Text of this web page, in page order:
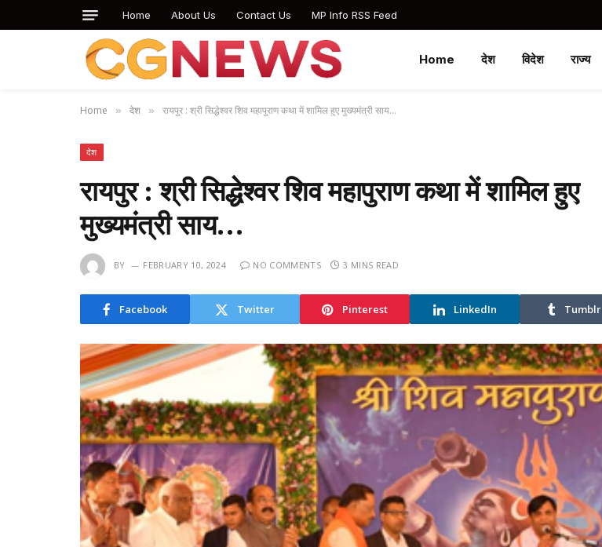
Home About Us Contact Us MP Info RSS Feed
Home देश विदेश राज्य
Home » देश » रायपुर : श्री सिद्धेश्वर शिव महापुराण कथा में शामिल हुए मुख्यमंत्री साय…
देश
रायपुर : श्री सिद्धेश्वर शिव महापुराण कथा में शामिल हुए
मुख्यमंत्री साय…
BY FEBRUARY 10, 2024 NO COMMENTS 3 MINS READ
Facebook Twitter Pinterest LinkedIn Tumblr